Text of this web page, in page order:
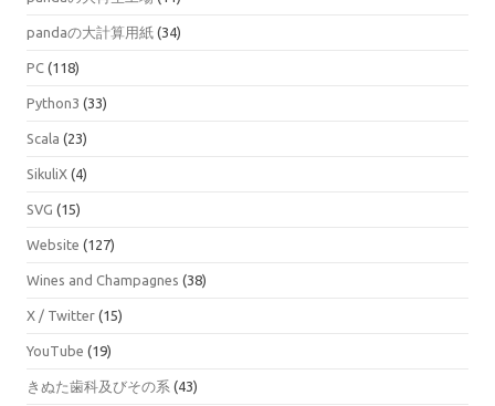
pandaの大計算用紙 (34)
PC (118)
Python3 (33)
Scala (23)
SikuliX (4)
SVG (15)
Website (127)
Wines and Champagnes (38)
X / Twitter (15)
YouTube (19)
きぬた歯科及びその系 (43)